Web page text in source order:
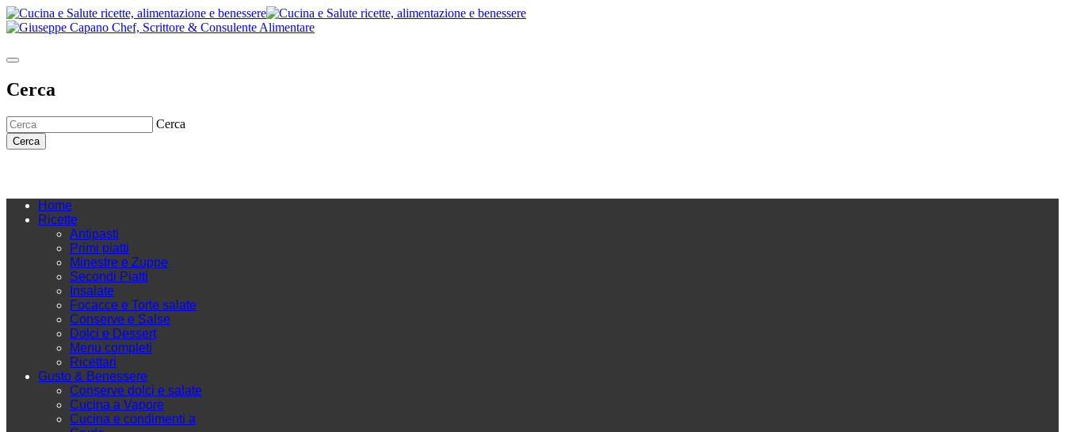
Cerca
Cerca
Cerca
Home
Ricette
Antipasti
Primi piatti
Minestre e Zuppe
Secondi Piatti
Insalate
Focacce e Torte salate
Conserve e Salse
Dolci e Dessert
Menu completi
Ricettari
Gusto & Benessere
Conserve dolci e salate
Cucina a Vapore
Cucina e condimenti a